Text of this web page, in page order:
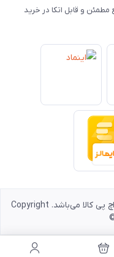
و قابل اتکا در خرید
کلیه حقوق این سایت متعلق به فروشگاه اچ پی کالا می‌باشد. Copyright